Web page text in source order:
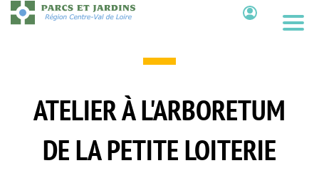
Aller
au
ATELIER À L'ARBORETUM
DE LA PETITE LOITERIE